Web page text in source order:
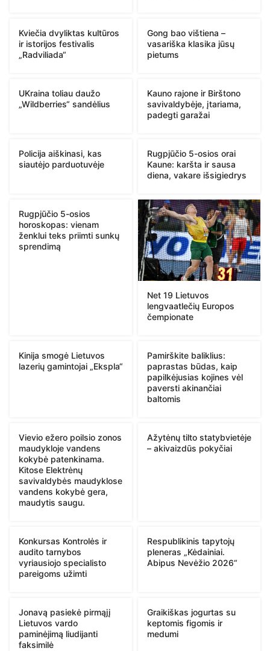
Kviečia dvyliktas kultūros
ir istorijos festivalis
„Radviliada“
Gong bao vištiena –
vasariška klasika jūsų
pietums
UKraina toliau daužo
„Wildberries“ sandėlius
Kauno rajone ir Birštono
savivaldybėje, įtariama,
padegti garažai
Policija aiškinasi, kas
siautėjo parduotuvėje
Rugpjūčio 5-osios orai
Kaune: karšta ir sausa
diena, vakare išsigiedrys
Rugpjūčio 5-osios
horoskopas: vienam
ženklui teks priimti sunkų
sprendimą
Net 19 Lietuvos
lengvaatlečių Europos
čempionate
Kinija smogė Lietuvos
lazerių gamintojai „Ekspla“
Pamirškite baliklius:
paprastas būdas, kaip
papilkėjusias kojines vėl
paversti akinančiai
baltomis
Vievio ežero poilsio zonos
maudykloje vandens
kokybė patenkinama.
Kitose Elektrėnų
savivaldybės maudyklose
vandens kokybė gera,
maudytis saugu.
Ažytėnų tilto statybvietėje
– akivaizdūs pokyčiai
Konkursas Kontrolės ir
audito tarnybos
vyriausiojo specialisto
pareigoms užimti
Respublikinis tapytojų
pleneras „Kėdainiai.
Abipus Nevėžio 2026“
Jonavą pasiekė pirmąjį
Lietuvos vardo
paminėjimą liudijanti
faksimilė
Graikiškas jogurtas su
keptomis figomis ir
medumi